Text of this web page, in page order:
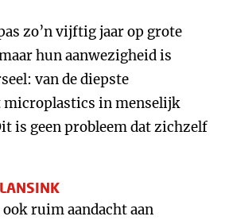
zo’n vijftig jaar op grote
hun aanwezigheid is
van de diepste
microplastics in menselijk
is geen probleem dat zichzelf
ruim aandacht aan